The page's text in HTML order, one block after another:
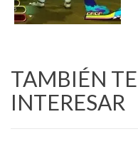
TAMBIÉN
INTERESAR